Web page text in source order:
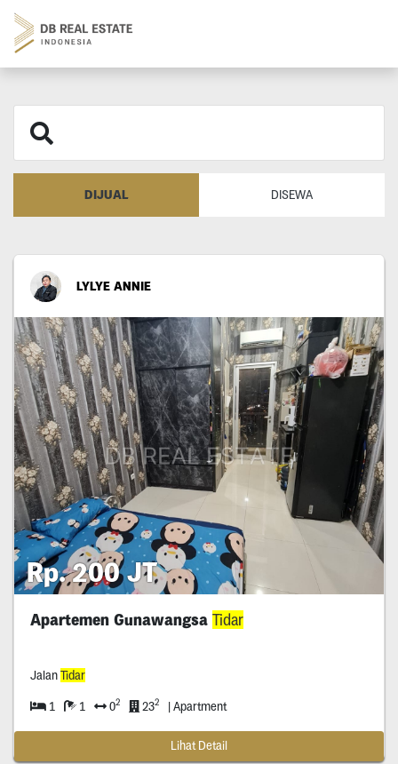
DIJUAL DISEWA
LYLYE ANNIE
Rp. 200 JT
Apartemen Gunawangsa Tidar
JalanTidar
1 1 02 232 | Apartment
Lihat Detail